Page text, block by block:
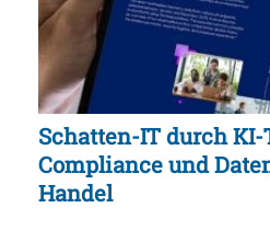
Schatten-IT durch KI-
Compliance und
Handel